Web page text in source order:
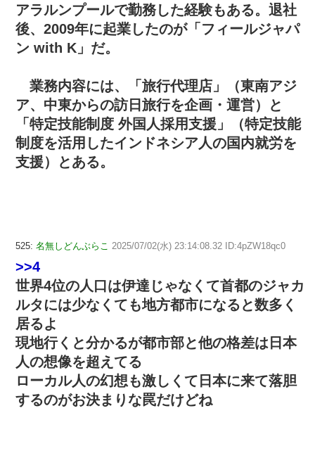
アラルンプールで勤務した経験もある。退社
後、2009年に起業したのが「フィールジャパ
ン with K」だ。
業務内容には、「旅行代理店」（東南アジ
ア、中東からの訪日旅行を企画・運営）と
「特定技能制度 外国人採用支援」（特定技能
制度を活用したインドネシア人の国内就労を
支援）とある。
525: 名無しどんぶらこ 2025/07/02(水) 23:14:08.32 ID:4pZW18qc0
>>4
世界4位の人口は伊達じゃなくて首都のジャカ
ルタには少なくても地方都市になると数多く
居るよ
現地行くと分かるが都市部と他の格差は日本
人の想像を超えてる
ローカル人の幻想も激しくて日本に来て落胆
するのがお決まりな罠だけどね